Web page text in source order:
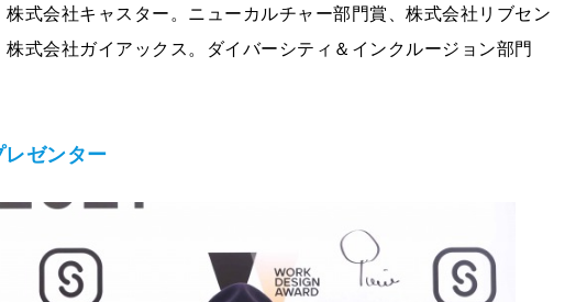
式会社キャスター。ニューカルチャー部門賞、株式会社リブセン
式会社ガイアックス。ダイバーシティ＆インクルージョン部門
ゼンター